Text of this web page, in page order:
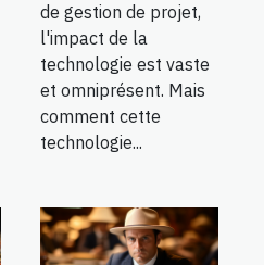
de gestion de projet,
l'impact de la
technologie est vaste
et omniprésent. Mais
comment cette
technologie...